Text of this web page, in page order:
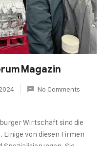
No Comments
Wirtschaft sind die
von diesen Firmen